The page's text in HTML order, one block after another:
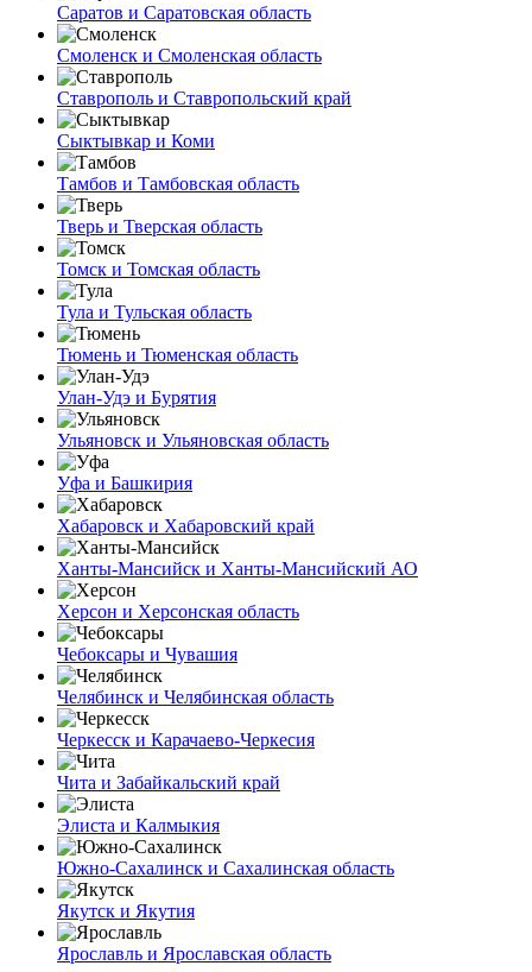
Саратов и Саратовская область
Смоленск и Смоленская область
Ставрополь и Ставропольский край
Сыктывкар и Коми
Тамбов и Тамбовская область
Тверь и Тверская область
Томск и Томская область
Тула и Тульская область
Тюмень и Тюменская область
Улан-Удэ и Бурятия
Ульяновск и Ульяновская область
Уфа и Башкирия
Хабаровск и Хабаровский край
Ханты-Мансийск и Ханты-Мансийский АО
Херсон и Херсонская область
Чебоксары и Чувашия
Челябинск и Челябинская область
Черкесск и Карачаево-Черкесия
Чита и Забайкальский край
Элиста и Калмыкия
Южно-Сахалинск и Сахалинская область
Якутск и Якутия
Ярославль и Ярославская область